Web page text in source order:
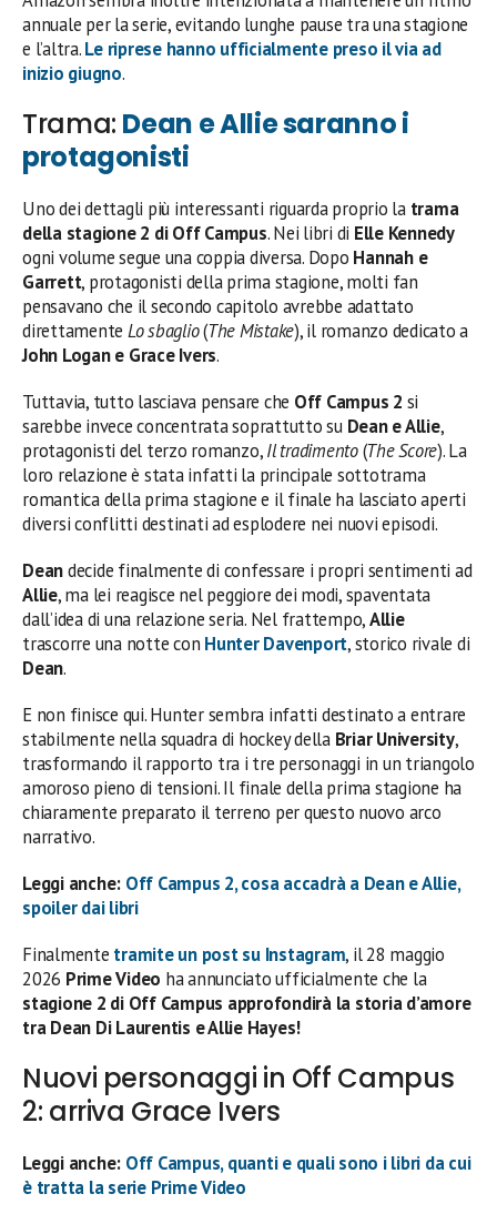
annuale per la serie, evitando lunghe pause tra una stagione
e l’altra.Le riprese hanno ufficialmente preso il via ad
inizio giugno.
Trama: Dean e Allie saranno i
protagonisti
Uno dei dettagli più interessanti riguarda proprio la trama
della stagione 2 di Off Campus. Nei libri di Elle Kennedy
ogni volume segue una coppia diversa. Dopo Hannah e
Garrett, protagonisti della prima stagione, molti fan
pensavano che il secondo capitolo avrebbe adattato
direttamente Lo sbaglio(The Mistake), il romanzo dedicato a
John Logan e Grace Ivers.
Tuttavia, tutto lasciava pensare che Off Campus 2 si
sarebbe invece concentrata soprattutto su Dean e Allie,
protagonisti del terzo romanzo,Il tradimento(The Score). La
loro relazione è stata infatti la principale sottotrama
romantica della prima stagione e il finale ha lasciato aperti
diversi conflitti destinati ad esplodere nei nuovi episodi.
Deandecide finalmente di confessare i propri sentimenti ad
Allie, ma lei reagisce nel peggiore dei modi, spaventata
dall’idea di una relazione seria. Nel frattempo,Allie
trascorre una notte con Hunter Davenport, storico rivale di
Dean.
E non finisce qui. Hunter sembra infatti destinato a entrare
stabilmente nella squadra di hockey dellaBriar University,
trasformando il rapporto tra i tre personaggi in un triangolo
amoroso pieno di tensioni. Il finale della prima stagione ha
chiaramente preparato il terreno per questo nuovo arco
narrativo.
Leggi anche: Off Campus 2, cosa accadrà a Dean e Allie,
spoiler dai libri
Finalmente tramite un post su Instagram, il 28 maggio
2026 Prime Video ha annunciato ufficialmente che la
stagione 2 di Off Campus approfondirà la storia d’amore
tra Dean Di Laurentis e Allie Hayes!
Nuovi personaggi in Off Campus
2: arriva Grace Ivers
Leggi anche: Off Campus, quanti e quali sono i libri da cui
è tratta la serie Prime Video